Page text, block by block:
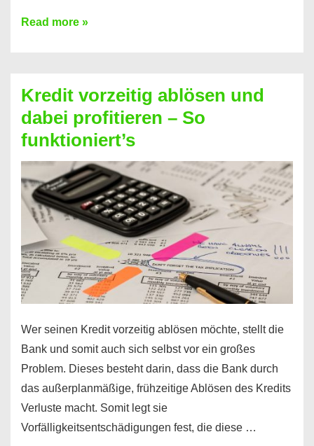
Ganz
Kredit
berechnen
–
Mit
diesen
Regeln!
Read more »
Kredit vorzeitig ablösen und
dabei profitieren – So
funktioniert’s
Wer seinen Kredit vorzeitig ablösen möchte, stellt die
Bank und somit auch sich selbst vor ein großes
Problem. Dieses besteht darin, dass die Bank durch
das außerplanmäßige, frühzeitige Ablösen des Kredits
Verluste macht. Somit legt sie
Vorfälligkeitsentschädigungen fest, die diese …